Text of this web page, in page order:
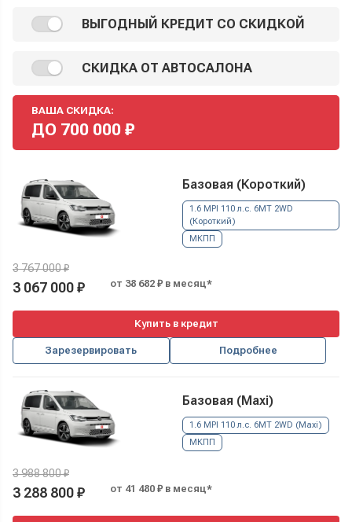
ВЫГОДНЫЙ КРЕДИТ СО СКИДКОЙ
СКИДКА ОТ АВТОСАЛОНА
ВАША СКИДКА:
ДО 700 000 ₽
Базовая (Короткий)
1.6 MPI 110 л.с. 6MT 2WD
(Короткий)
МКПП
3 767 000 ₽
3 067 000 ₽ от 38 682 ₽ в месяц*
Купить в кредит
Зарезервировать Подробнее
Базовая (Maxi)
1.6 MPI 110 л.с. 6MT 2WD (Maxi)
МКПП
3 988 800 ₽
3 288 800 ₽ от 41 480 ₽ в месяц*